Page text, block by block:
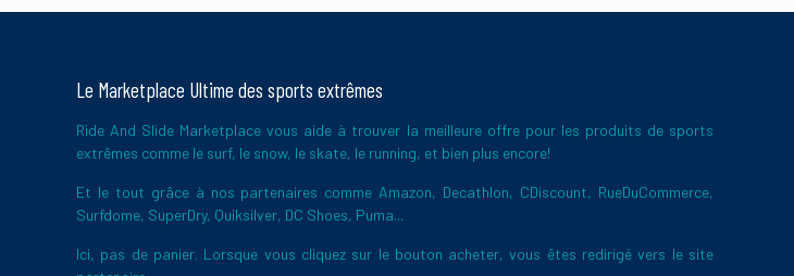
Le Marketplace Ultime des sports extrêmes
Ride And Slide Marketplace vous aide à trouver la meilleure offre pour les produits de sports
extrêmes comme le surf, le snow, le skate, le running, et bien plus encore!
Et le tout grâce à nos partenaires comme Amazon, Decathlon, CDiscount, RueDuCommerce,
Surfdome, SuperDry, Quiksilver, DC Shoes, Puma...
Ici, pas de panier. Lorsque vous cliquez sur le bouton acheter, vous êtes redirigé vers le site